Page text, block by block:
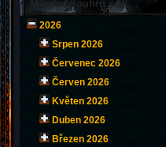
Měsíční souhrn
2026
Srpen 2026
Červenec 2026
Červen 2026
Květen 2026
Duben 2026
Březen 2026